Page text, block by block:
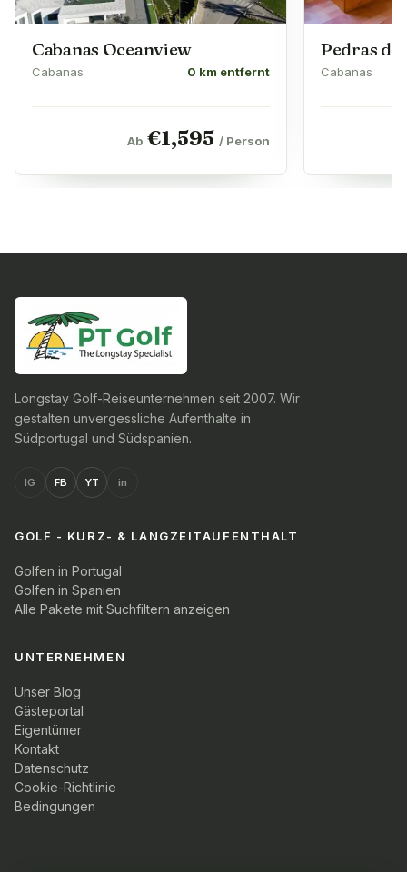
Cabanas Oceanview
Cabanas 0 km entfernt
Ab €1,595 / Person
Pedras da
Cabanas
Longstay Golf-Reiseunternehmen seit 2007. Wir
gestalten unvergessliche Aufenthalte in
Südportugal und Südspanien.
IG FB YT in
GOLF - KURZ- & LANGZEITAUFENTHALT
Golfen in Portugal
Golfen in Spanien
Alle Pakete mit Suchfiltern anzeigen
UNTERNEHMEN
Unser Blog
Gästeportal
Eigentümer
Kontakt
Datenschutz
Cookie-Richtlinie
Bedingungen